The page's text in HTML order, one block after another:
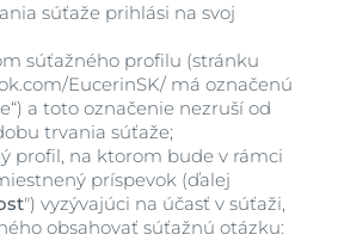
súťaže prihlási na svoj
súťažného profilu (stránku
EucerinSK/ má označenú
a toto označenie nezruší od
trvania súťaže;
na ktorom bude v rámci
príspevok (ďalej
") vyzývajúci na účasť v súťaži,
obsahovať súťažnú otázku: